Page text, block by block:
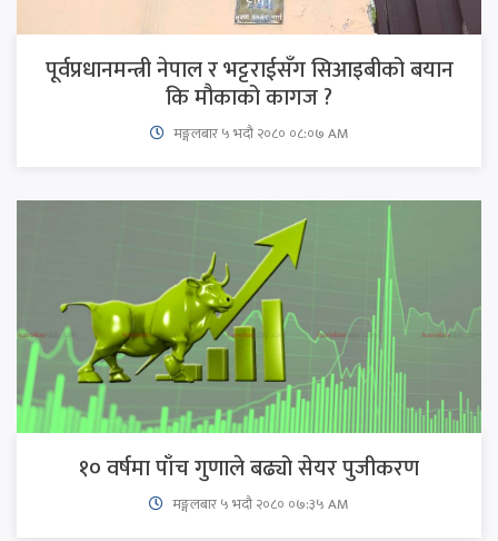
पूर्वप्रधानमन्त्री नेपाल र भट्टराईसँग सिआइबीको बयान
कि मौकाको कागज ?
मङ्गलबार ५ भदौ २०८० ०८:०७ AM
१० वर्षमा पाँच गुणाले बढ्यो सेयर पुजीकरण
मङ्गलबार ५ भदौ २०८० ०७:३५ AM